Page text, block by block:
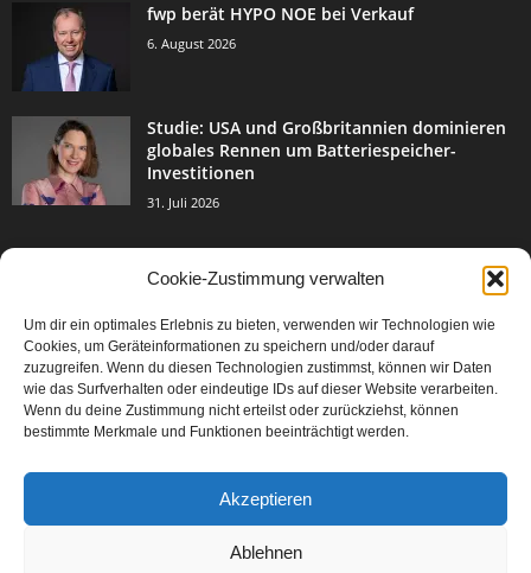
Cookie-Zustimmung verwalten
Um dir ein optimales Erlebnis zu bieten, verwenden wir Technologien wie
Cookies, um Geräteinformationen zu speichern und/oder darauf
zuzugreifen. Wenn du diesen Technologien zustimmst, können wir Daten
wie das Surfverhalten oder eindeutige IDs auf dieser Website verarbeiten.
Wenn du deine Zustimmung nicht erteilst oder zurückziehst, können
bestimmte Merkmale und Funktionen beeinträchtigt werden.
Akzeptieren
Ablehnen
fwp berät HYPO NOE bei Verkauf
6. August 2026
Studie: USA und Großbritannien dominieren
globales Rennen um Batteriespeicher-
Investitionen
31. Juli 2026
Events & Success 3004
Breaking News 2067
Aktuelles
Featured Article
Karriere 567